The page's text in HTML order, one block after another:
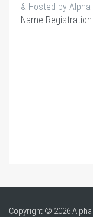
& Hosted by Alpha
Name
Copyright © 2026